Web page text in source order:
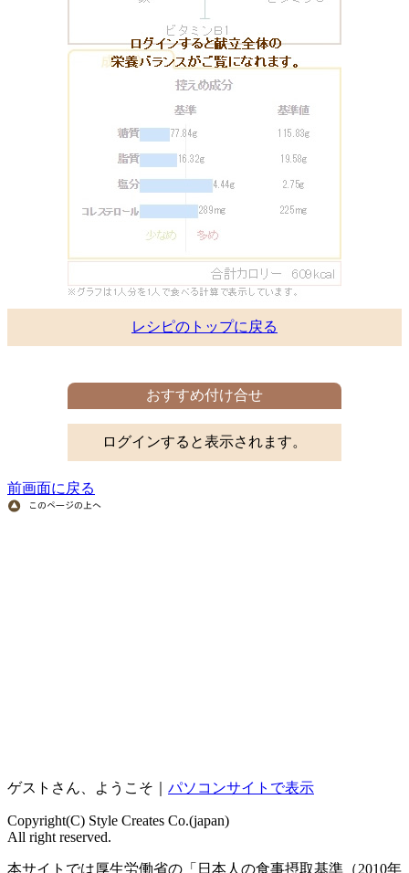
レシピのトップに戻る
おすすめ付け合せ
ログインすると表示されます。
前画面に戻る
ゲストさん、ようこそ｜ パソコンサイトで表示
Copyright(C) Style Creates Co.(japan)
All right reserved.
本サイトでは厚生労働省の「日本人の食事摂取基準（2010年